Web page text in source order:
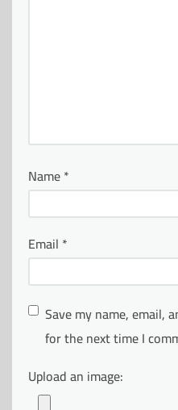
Name*
Email *
Save my name, email,
for the next time I
Upload an image: